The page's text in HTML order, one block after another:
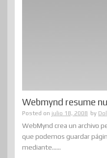
Webmynd resume
Posted on julio 18, 2008 by
WebMynd crea un archivo
que podemos guardar
mediante......